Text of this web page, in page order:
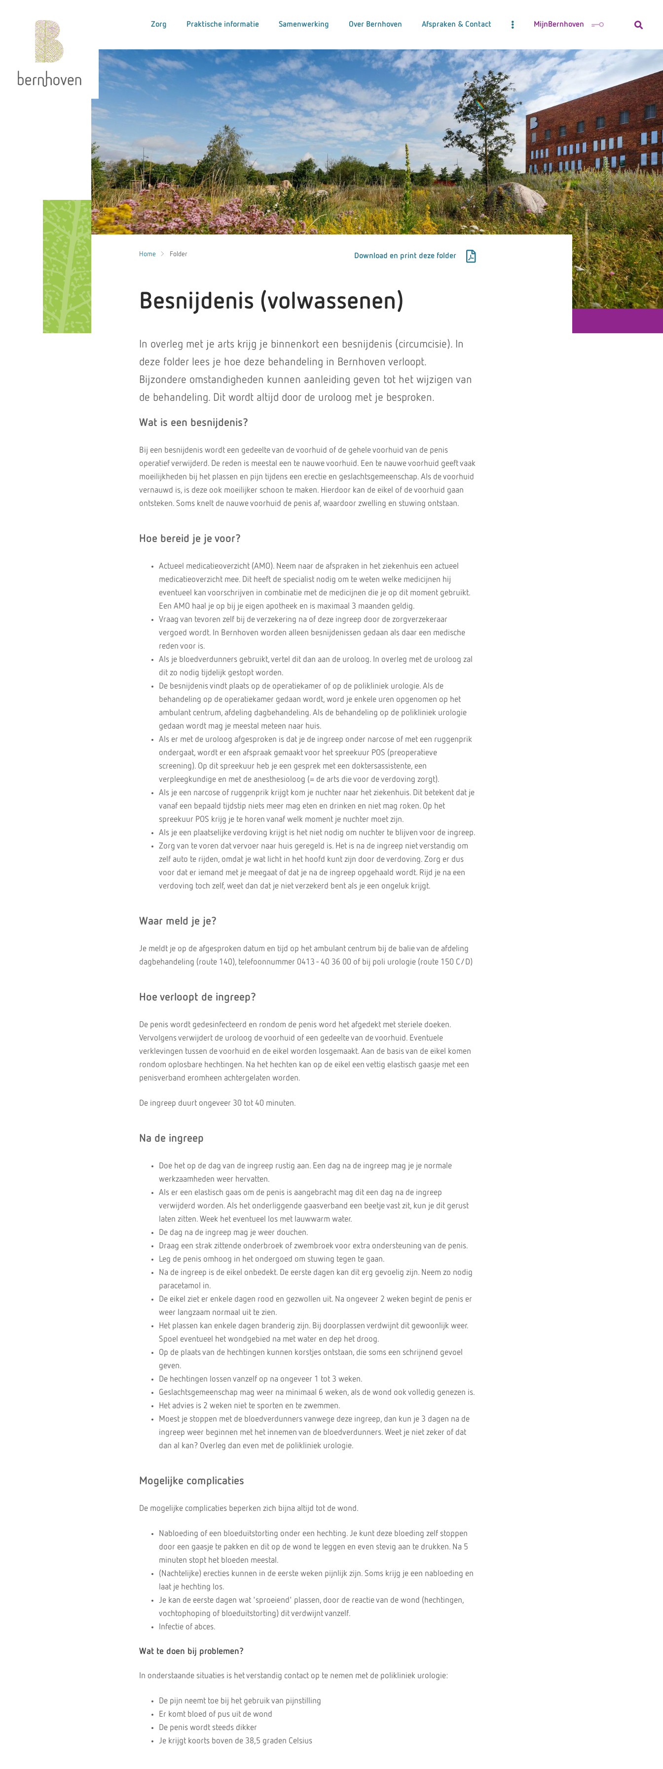
Zorg Praktische informatie Samenwerking Over Bernhoven Afspraken & Contact MijnBernhoven
Home Folder Download en print deze folder
Besnijdenis (volwassenen)
In overleg met je arts krijg je binnenkort een besnijdenis (circumcisie). In
deze folder lees je hoe deze behandeling in Bernhoven verloopt.
Bijzondere omstandigheden kunnen aanleiding geven tot het wijzigen van
de behandeling. Dit wordt altijd door de uroloog met je besproken.
Wat is een besnijdenis?
Bij een besnijdenis wordt een gedeelte van de voorhuid of de gehele voorhuid van de penis
operatief verwijderd. De reden is meestal een te nauwe voorhuid. Een te nauwe voorhuid geeft vaak
moeilijkheden bij het plassen en pijn tijdens een erectie en geslachtsgemeenschap. Als de voorhuid
vernauwd is, is deze ook moeilijker schoon te maken. Hierdoor kan de eikel of de voorhuid gaan
ontsteken. Soms knelt de nauwe voorhuid de penis af, waardoor zwelling en stuwing ontstaan.
Hoe bereid je je voor?
Actueel medicatieoverzicht (AMO). Neem naar de afspraken in het ziekenhuis een actueel
medicatieoverzicht mee. Dit heeft de specialist nodig om te weten welke medicijnen hij
eventueel kan voorschrijven in combinatie met de medicijnen die je op dit moment gebruikt.
Een AMO haal je op bij je eigen apotheek en is maximaal 3 maanden geldig.
Vraag van tevoren zelf bij de verzekering na of deze ingreep door de zorgverzekeraar
vergoed wordt. In Bernhoven worden alleen besnijdenissen gedaan als daar een medische
reden voor is.
Als je bloedverdunners gebruikt, vertel dit dan aan de uroloog. In overleg met de uroloog zal
dit zo nodig tijdelijk gestopt worden.
De besnijdenis vindt plaats op de operatiekamer of op de polikliniek urologie. Als de
behandeling op de operatiekamer gedaan wordt, word je enkele uren opgenomen op het
ambulant centrum, afdeling dagbehandeling. Als de behandeling op de polikliniek urologie
gedaan wordt mag je meestal meteen naar huis.
Als er met de uroloog afgesproken is dat je de ingreep onder narcose of met een ruggenprik
ondergaat, wordt er een afspraak gemaakt voor het spreekuur POS (preoperatieve
screening). Op dit spreekuur heb je een gesprek met een doktersassistente, een
verpleegkundige en met de anesthesioloog (= de arts die voor de verdoving zorgt).
Als je een narcose of ruggenprik krijgt kom je nuchter naar het ziekenhuis. Dit betekent dat je
vanaf een bepaald tijdstip niets meer mag eten en drinken en niet mag roken. Op het
spreekuur POS krijg je te horen vanaf welk moment je nuchter moet zijn.
Als je een plaatselijke verdoving krijgt is het niet nodig om nuchter te blijven voor de ingreep.
Zorg van te voren dat vervoer naar huis geregeld is. Het is na de ingreep niet verstandig om
zelf auto te rijden, omdat je wat licht in het hoofd kunt zijn door de verdoving. Zorg er dus
voor dat er iemand met je meegaat of dat je na de ingreep opgehaald wordt. Rijd je na een
verdoving toch zelf, weet dan dat je niet verzekerd bent als je een ongeluk krijgt.
Waar meld je je?
Je meldt je op de afgesproken datum en tijd op het ambulant centrum bij de balie van de afdeling
dagbehandeling (route 140), telefoonnummer 0413 - 40 36 00 of bij poli urologie (route 150 C/D)
Hoe verloopt de ingreep?
De penis wordt gedesinfecteerd en rondom de penis word het afgedekt met steriele doeken.
Vervolgens verwijdert de uroloog de voorhuid of een gedeelte van de voorhuid. Eventuele
verklevingen tussen de voorhuid en de eikel worden losgemaakt. Aan de basis van de eikel komen
rondom oplosbare hechtingen. Na het hechten kan op de eikel een vettig elastisch gaasje met een
penisverband eromheen achtergelaten worden.
De ingreep duurt ongeveer 30 tot 40 minuten.
Na de ingreep
Doe het op de dag van de ingreep rustig aan. Een dag na de ingreep mag je je normale
werkzaamheden weer hervatten.
Als er een elastisch gaas om de penis is aangebracht mag dit een dag na de ingreep
verwijderd worden. Als het onderliggende gaasverband een beetje vast zit, kun je dit gerust
laten zitten. Week het eventueel los met lauwwarm water.
De dag na de ingreep mag je weer douchen.
Draag een strak zittende onderbroek of zwembroek voor extra ondersteuning van de penis.
Leg de penis omhoog in het ondergoed om stuwing tegen te gaan.
Na de ingreep is de eikel onbedekt. De eerste dagen kan dit erg gevoelig zijn. Neem zo nodig
paracetamol in.
De eikel ziet er enkele dagen rood en gezwollen uit. Na ongeveer 2 weken begint de penis er
weer langzaam normaal uit te zien.
Het plassen kan enkele dagen branderig zijn. Bij doorplassen verdwijnt dit gewoonlijk weer.
Spoel eventueel het wondgebied na met water en dep het droog.
Op de plaats van de hechtingen kunnen korstjes ontstaan, die soms een schrijnend gevoel
geven.
De hechtingen lossen vanzelf op na ongeveer 1 tot 3 weken.
Geslachtsgemeenschap mag weer na minimaal 6 weken, als de wond ook volledig genezen is.
Het advies is 2 weken niet te sporten en te zwemmen.
Moest je stoppen met de bloedverdunners vanwege deze ingreep, dan kun je 3 dagen na de
ingreep weer beginnen met het innemen van de bloedverdunners. Weet je niet zeker of dat
dan al kan? Overleg dan even met de polikliniek urologie.
Mogelijke complicaties
De mogelijke complicaties beperken zich bijna altijd tot de wond.
Nabloeding of een bloeduitstorting onder een hechting. Je kunt deze bloeding zelf stoppen
door een gaasje te pakken en dit op de wond te leggen en even stevig aan te drukken. Na 5
minuten stopt het bloeden meestal.
(Nachtelijke) erecties kunnen in de eerste weken pijnlijk zijn. Soms krijg je een nabloeding en
laat je hechting los.
Je kan de eerste dagen wat 'sproeiend' plassen, door de reactie van de wond (hechtingen,
vochtophoping of bloeduitstorting) dit verdwijnt vanzelf.
Infectie of abces.
Wat te doen bij problemen?
In onderstaande situaties is het verstandig contact op te nemen met de polikliniek urologie:
De pijn neemt toe bij het gebruik van pijnstilling
Er komt bloed of pus uit de wond
De penis wordt steeds dikker
Je krijgt koorts boven de 38,5 graden Celsius